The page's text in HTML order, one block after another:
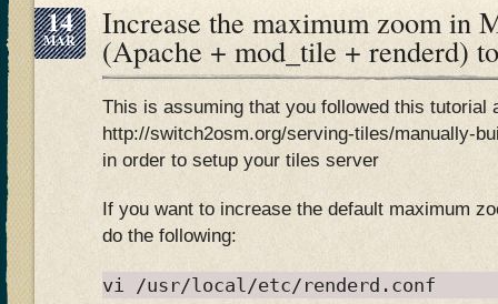
14
MAR Increase the maximum zoom in
(Apache + mod_tile + renderd)
This is assuming that you followed this tutorial
http://switch2osm.org/serving-tiles/manually-
in order to setup your tiles server
If you want to increase the default maximum
do the following:
vi /usr/local/etc/renderd.conf